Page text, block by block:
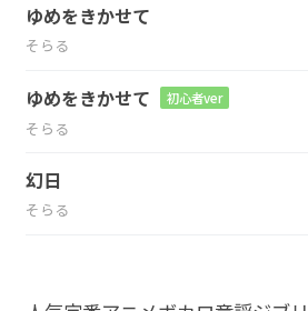
ゆめをきかせて
そらる
ゆめをきかせて 初心者ver
そらる
幻日
そらる